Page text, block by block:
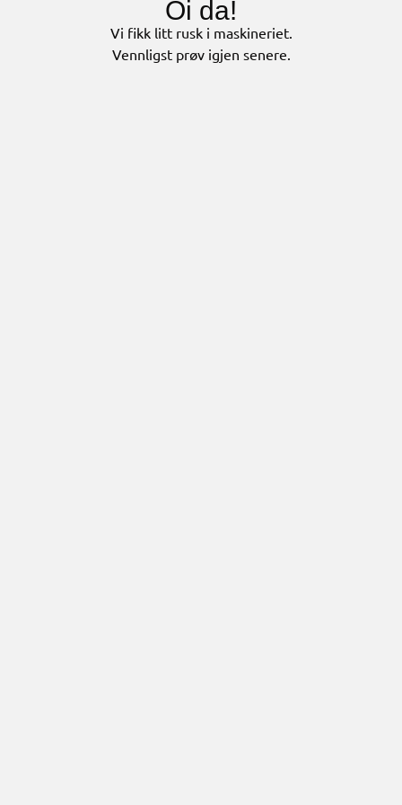
Oi da!
Vi fikk litt rusk i maskineriet.
Vennligst prøv igjen senere.